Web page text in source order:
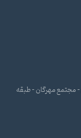
مجتمع مهرگان - طبقه